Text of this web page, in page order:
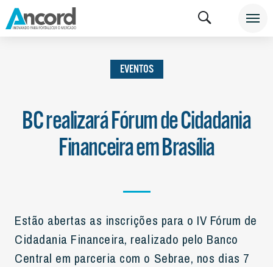
INSTITUCIONAL EVENTOS
EVENTOS
BC realizará Fórum de Cidadania
Financeira em Brasília
Estão abertas as inscrições para o IV Fórum de
Cidadania Financeira, realizado pelo Banco
Central em parceria com o Sebrae, nos dias 7